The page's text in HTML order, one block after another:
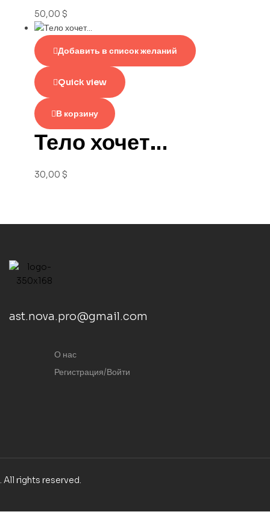
50,00 $
Добавить в список желаний
Quick view
В корзину
Тело хочет…
30,00 $
ast.nova.pro@gmail.com
О нас
Регистрация/Войти
. All rights reserved.